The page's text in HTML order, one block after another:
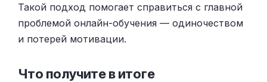
Такой подход помогает справиться с главной
проблемой онлайн-обучения — одиночеством
и потерей мотивации.
Что получите в итоге